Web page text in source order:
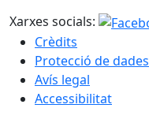
Xarxes socials:
Crèdits
Protecció de dades
Avís legal
Accessibilitat